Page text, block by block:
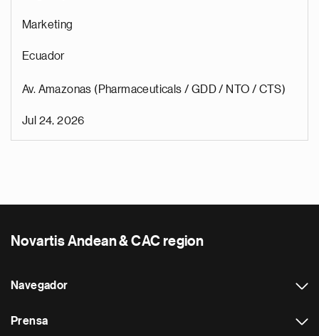
Marketing
Ecuador
Av. Amazonas (Pharmaceuticals / GDD / NTO / CTS)
Jul 24, 2026
Novartis Andean & CAC region
Navegador
Prensa